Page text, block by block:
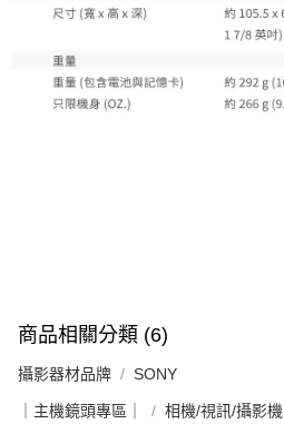
商品相關分類 (6)
攝影器材品牌 SONY
｜主機鏡頭專區｜ 相機/視訊/攝影機